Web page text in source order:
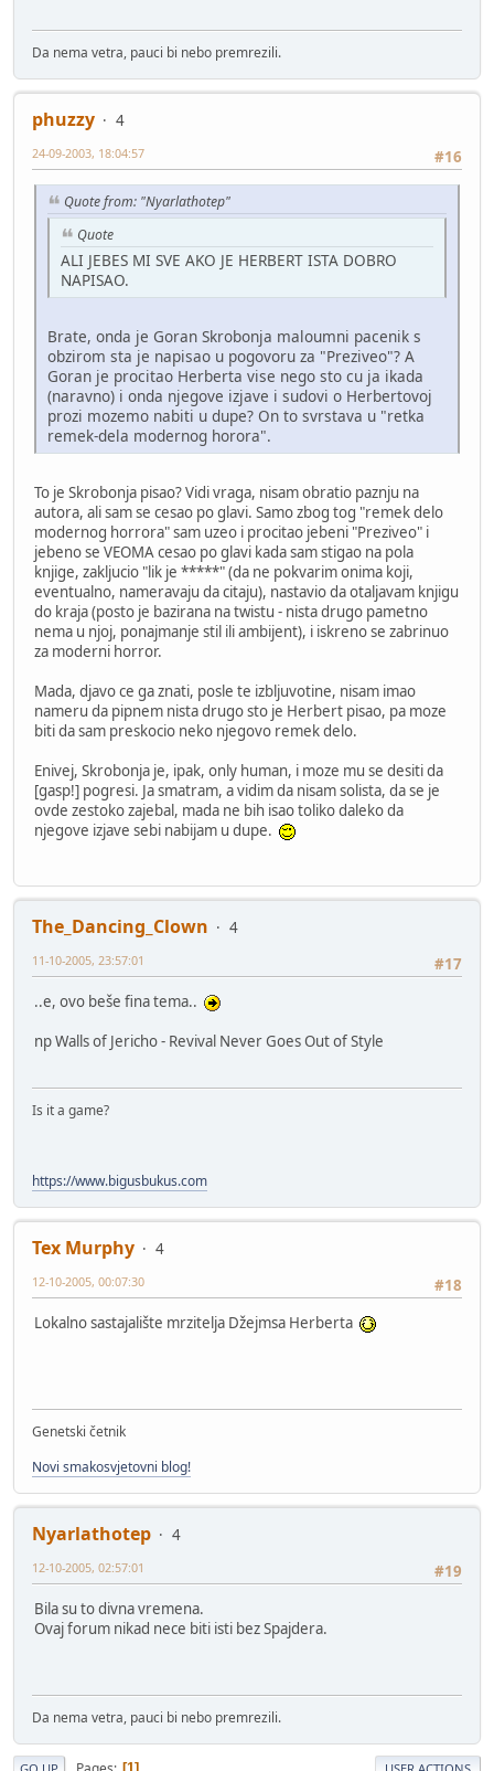
Da nema vetra, pauci bi nebo premrezili.
phuzzy
4
#16
24-09-2003, 18:04:57
Quote from: "Nyarlathotep"
Quote
ALI JEBES MI SVE AKO JE HERBERT ISTA DOBRO
NAPISAO.
Brate, onda je Goran Skrobonja maloumni pacenik s
obzirom sta je napisao u pogovoru za "Preziveo"? A
Goran je procitao Herberta vise nego sto cu ja ikada
(naravno) i onda njegove izjave i sudovi o Herbertovoj
prozi mozemo nabiti u dupe? On to svrstava u "retka
remek-dela modernog horora".
To je Skrobonja pisao? Vidi vraga, nisam obratio paznju na
autora, ali sam se cesao po glavi. Samo zbog tog "remek delo
modernog horrora" sam uzeo i procitao jebeni "Preziveo" i
jebeno se VEOMA cesao po glavi kada sam stigao na pola
knjige, zakljucio "lik je *****" (da ne pokvarim onima koji,
eventualno, nameravaju da citaju), nastavio da otaljavam knjigu
do kraja (posto je bazirana na twistu - nista drugo pametno
nema u njoj, ponajmanje stil ili ambijent), i iskreno se zabrinuo
za moderni horror.
Mada, djavo ce ga znati, posle te izbljuvotine, nisam imao
nameru da pipnem nista drugo sto je Herbert pisao, pa moze
biti da sam preskocio neko njegovo remek delo.
Enivej, Skrobonja je, ipak, only human, i moze mu se desiti da
[gasp!] pogresi. Ja smatram, a vidim da nisam solista, da se je
ovde zestoko zajebal, mada ne bih isao toliko daleko da
njegove izjave sebi nabijam u dupe.
The_Dancing_Clown
4
#17
11-10-2005, 23:57:01
..e, ovo beše fina tema..
np Walls of Jericho - Revival Never Goes Out of Style
Is it a game?
https://www.bigusbukus.com
Tex Murphy
4
#18
12-10-2005, 00:07:30
Lokalno sastajalište mrzitelja Džejmsa Herberta
Genetski četnik
Novi smakosvjetovni blog!
Nyarlathotep
4
#19
12-10-2005, 02:57:01
Bila su to divna vremena.
Ovaj forum nikad nece biti isti bez Spajdera.
Da nema vetra, pauci bi nebo premrezili.